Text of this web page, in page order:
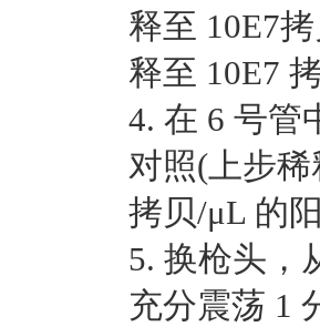
释至 10E7
释至 10E7
4. 在 6 号管
对照(上步稀
拷贝/μL 的
5. 换枪头，
充分震荡 1